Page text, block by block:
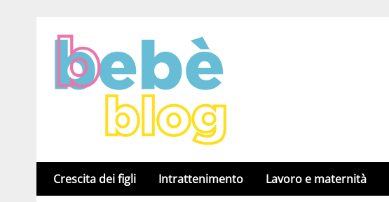
Crescita dei figli Intrattenimento Lavoro e maternità